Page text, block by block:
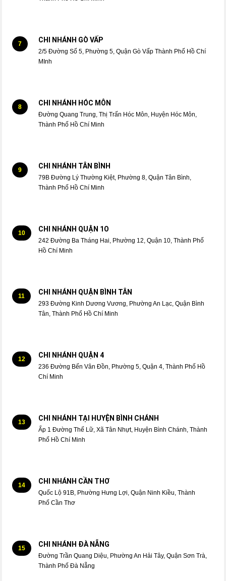
7 CHI NHÁNH GÒ VẤP
2/5 Đường Số 5, Phường 5, Quận Gò Vấp Thành Phố Hồ Chí
MInh
8 CHI NHÁNH HÓC MÔN
Đường Quang Trung, Thị Trấn Hóc Môn, Huyện Hóc Môn,
Thành Phố Hồ Chí Minh
9 CHI NHÁNH TÂN BÌNH
79B Đường Lý Thường Kiệt, Phường 8, Quận Tân Bình,
Thành Phố Hồ Chí Minh
10 CHI NHÁNH QUẬN 1O
242 Đường Ba Tháng Hai, Phường 12, Quận 10, Thành Phố
Hồ Chí Minh
11 CHI NHÁNH QUẬN BÌNH TÂN
293 Đường Kinh Dương Vương, Phường An Lạc, Quận Bình
Tân, Thành Phố Hồ Chí Minh
12 CHI NHÁNH QUẬN 4
236 Đường Bến Vân Đồn, Phường 5, Quận 4, Thành Phố Hồ
Chí Minh
13 CHI NHÁNH TẠI HUYỆN BÌNH CHÁNH
Ấp 1 Đường Thế Lữ, Xã Tân Nhựt, Huyện Bình Chánh, Thành
Phố Hồ Chí Minh
14 CHI NHÁNH CẦN THƠ
Quốc Lộ 91B, Phường Hưng Lợi, Quận Ninh Kiều, Thành
Phố Cần Thơ
15 CHI NHÁNH ĐÀ NẴNG
Đường Trần Quang Diệu, Phường An Hải Tây, Quận Sơn Trà,
Thành Phố Đà Nẵng